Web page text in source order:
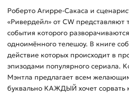
Роберто Агирре-Сакаса и
«Ривердейл» от CW представляют
события которого
одноимённого телешоу. В книге
действие которых происходит в
эпизодами популярного сериала.
Мэнтла предлагает всем
буквально КАЖДЫЙ хочет сорвать